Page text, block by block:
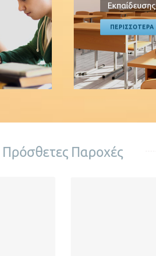
Εκπαίδευσης
ΠΕΡΙΣΣΟΤΕΡΑ
Πρόσθετες Παροχές
καθηγητές